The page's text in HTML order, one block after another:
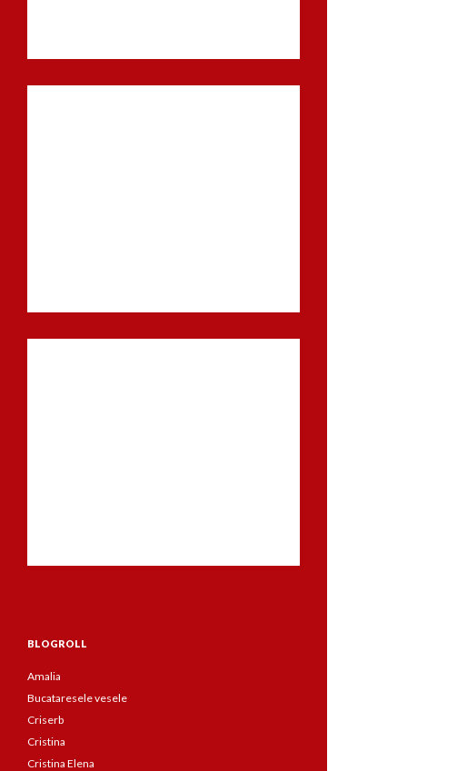
BLOGROLL
Amalia
Bucataresele vesele
Criserb
Cristina
Cristina Elena